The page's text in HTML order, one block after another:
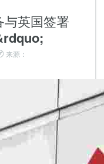
英国签署
来源：